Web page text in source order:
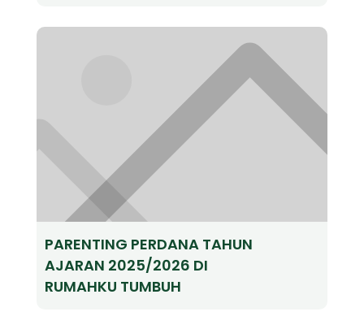
PARENTING PERDANA TAHUN
AJARAN 2025/2026 DI
RUMAHKU TUMBUH